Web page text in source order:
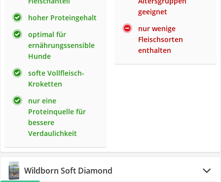
hoher Proteingehalt
optimal für
ernährungssensible
Hunde
softe Vollfleisch-
Kroketten
nur eine
Proteinquelle für
bessere
Verdaulichkeit
geeignet
nur wenige
Fleischsorten
enthalten
Wildborn Soft Diamond